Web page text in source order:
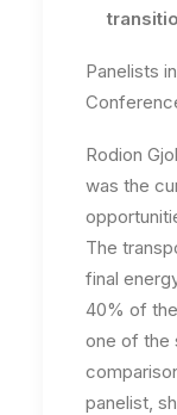
Panelists
Rodion
was the
The
final
40% of
one of the
panelist,